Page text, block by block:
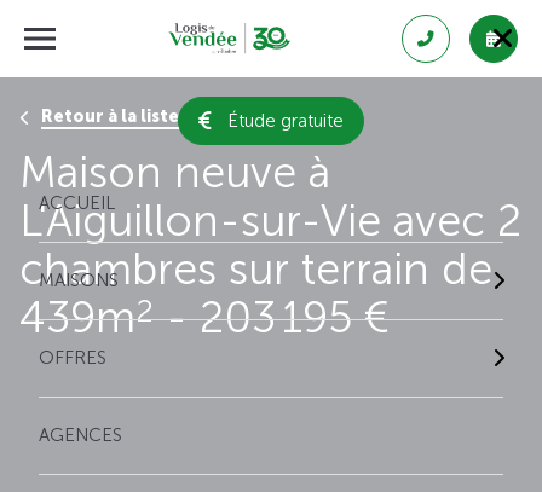
Étude gratuite
ACCUEIL
MAISONS
OFFRES
AGENCES
Retour à la liste des résultats
Maison neuve à
L'Aiguillon-sur-Vie avec 2
chambres sur terrain de
439m2- 203 195 €